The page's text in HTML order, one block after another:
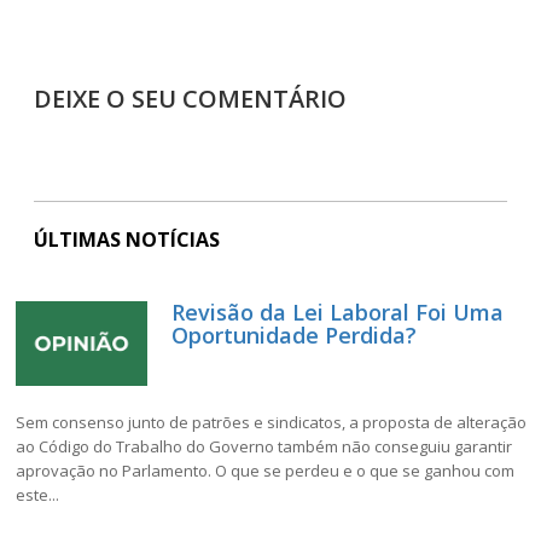
DEIXE O SEU COMENTÁRIO
ÚLTIMAS NOTÍCIAS
Revisão da Lei Laboral Foi Uma
Oportunidade Perdida?
Sem consenso junto de patrões e sindicatos, a proposta de alteração
ao Código do Trabalho do Governo também não conseguiu garantir
aprovação no Parlamento. O que se perdeu e o que se ganhou com
este...